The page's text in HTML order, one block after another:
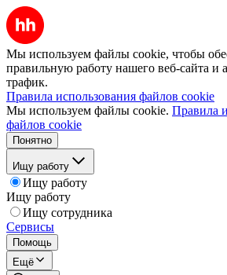
Мы используем файлы cookie, чтобы
правильную работу нашего веб-сайта и
трафик.
Правила использования файлов cookie
Мы используем файлы cookie. Правила
файлов cookie
Понятно
Ищу работу
Ищу работу
Ищу работу
Ищу сотрудника
Сервисы
Помощь
Ещё